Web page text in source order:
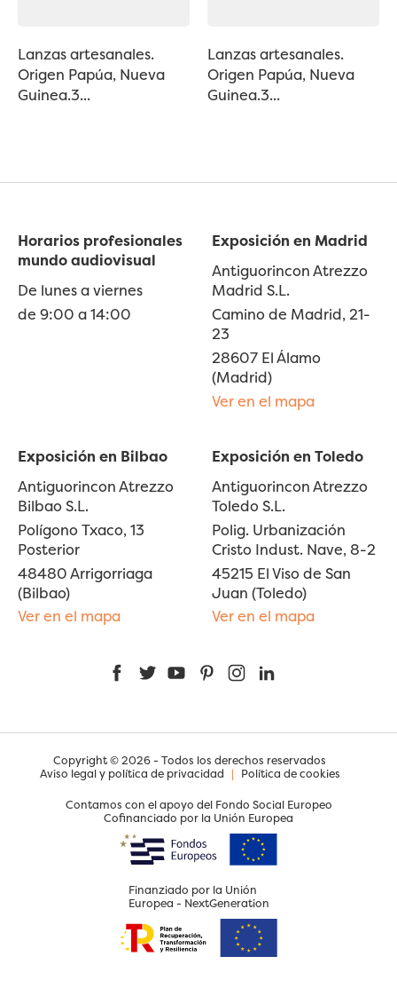
Lanzas artesanales.
Origen Papúa, Nueva
Guinea.3...
Lanzas artesanales.
Origen Papúa, Nueva
Guinea.3...
Horarios profesionales
mundo audiovisual
De lunes a viernes
de 9:00 a 14:00
Exposición en Madrid
Antiguorincon Atrezzo
Madrid S.L.
Camino de Madrid, 21-
23
28607 El Álamo
(Madrid)
Ver en el mapa
Exposición en Bilbao
Antiguorincon Atrezzo
Bilbao S.L.
Polígono Txaco, 13
Posterior
48480 Arrigorriaga
(Bilbao)
Ver en el mapa
Exposición en Toledo
Antiguorincon Atrezzo
Toledo S.L.
Polig. Urbanización
Cristo Indust. Nave, 8-2
45215 El Viso de San
Juan (Toledo)
Ver en el mapa
FacebookTwitterYouTubePinterestInstagram
Copyright © 2026 - Todos los derechos reservados
Aviso legal y política de privacidad | Política de cookies
Contamos con el apoyo del Fondo Social Europeo
Cofinanciado por la Unión Europea
Finanziado por la Unión
Europea - NextGeneration